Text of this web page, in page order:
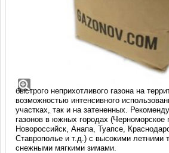
Овсяница тростниковая
Многолетний, благодаря мощной
устойчивый к жаре и засухе сорт, для
низким уровнем обслуживания. Подходит
быстрого неприхотливого газона на
возможностью интенсивного
участках, так и на затененных.
газонов в южных городах (Черноморское
Новороссийск, Анапа, Туапсе,
Ставрополье и т.д.) с высокими летними
снежными мягкими зимами.